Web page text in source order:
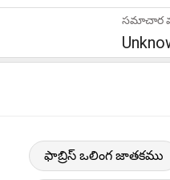
సమాచార
ఫాబ్రిస్ ఒలింగ జాతకము